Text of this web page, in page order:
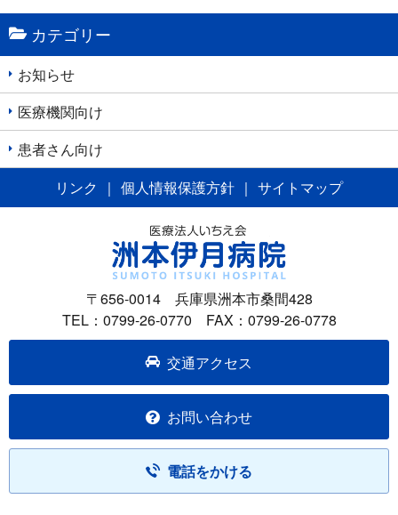
ゲ
ー
シ
ョ
ン
投
カテゴリー
お知らせ
医療機関向け
患者さん向け
リンク
｜ 個人情報保護方針 ｜ サイトマップ
〒656-0014 兵庫県洲本市桑間428
TEL：0799-26-0770 FAX：0799-26-0778
交通アクセス
お問い合わせ
電話をかける